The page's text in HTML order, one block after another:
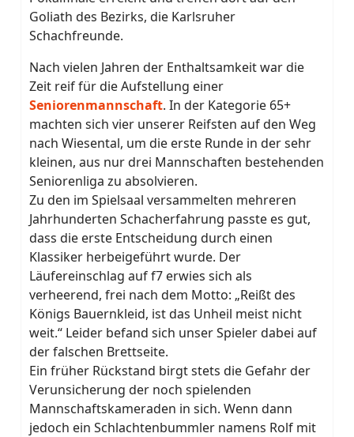
Goliath des Bezirks, die Karlsruher
Schachfreunde.
Nach vielen Jahren der Enthaltsamkeit war die
Zeit reif für die Aufstellung einer
Seniorenmannschaft. In der Kategorie 65+
machten sich vier unserer Reifsten auf den Weg
nach Wiesental, um die erste Runde in der sehr
kleinen, aus nur drei Mannschaften bestehenden
Seniorenliga zu absolvieren.
Zu den im Spielsaal versammelten mehreren
Jahrhunderten Schacherfahrung passte es gut,
dass die erste Entscheidung durch einen
Klassiker herbeigeführt wurde. Der
Läufereinschlag auf f7 erwies sich als
verheerend, frei nach dem Motto: „Reißt des
Königs Bauernkleid, ist das Unheil meist nicht
weit.“ Leider befand sich unser Spieler dabei auf
der falschen Brettseite.
Ein früher Rückstand birgt stets die Gefahr der
Verunsicherung der noch spielenden
Mannschaftskameraden in sich. Wenn dann
jedoch ein Schlachtenbummler namens Rolf mit